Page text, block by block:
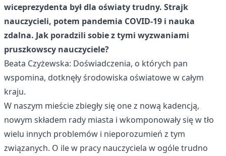
wiceprezydenta był dla oświaty trudny. Strajk
nauczycieli, potem pandemia COVID-19 i nauka
zdalna. Jak poradzili sobie z tymi wyzwaniami
pruszkowscy nauczyciele?
Beata Czyżewska: Doświadczenia, o których pan
wspomina, dotknęły środowiska oświatowe w całym
kraju.
W naszym mieście zbiegły się one z nową kadencją,
nowym składem rady miasta i wkomponowały się w tło
wielu innych problemów i nieporozumień z tym
związanych. O ile w pracy nauczyciela w ogóle trudno